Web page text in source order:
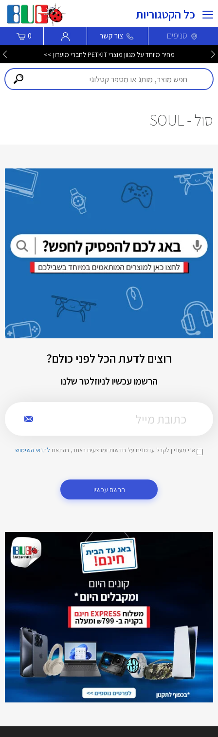
כל הקטגוריות
סניפים צור קשר 0
מחיר מיוחד על מגוון מוצרי PETKIT לחברי מועדון >>
סול - SOUL
רוצים לדעת הכל לפני כולם?
הרשמו עכשיו לניוזלטר שלנו
אני מעוניין לקבל עדכונים על חדשות ומבצעים באתר, בהתאם לתנאי השימוש
הרשם עכשיו